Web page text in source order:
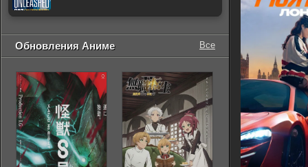
Обновления Аниме Все